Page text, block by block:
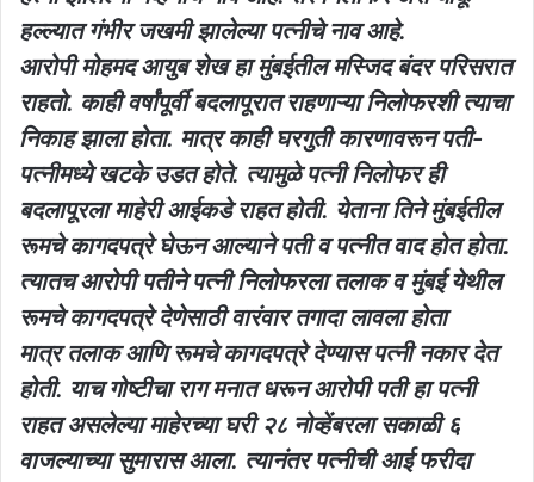
हल्ल्यात गंभीर जखमी झालेल्या पत्नीचे नाव आहे.
आरोपी मोहमद आयुब शेख हा मुंबईतील मस्जिद बंदर परिसरात
राहतो. काही वर्षांपूर्वी बदलापूरात राहणाऱ्या निलोफरशी त्याचा
निकाह झाला होता. मात्र काही घरगुती कारणावरून पती-
पत्नीमध्ये खटके उडत होते. त्यामुळे पत्नी निलोफर ही
बदलापूरला माहेरी आईकडे राहत होती. येताना तिने मुंबईतील
रूमचे कागदपत्रे घेऊन आल्याने पती व पत्नीत वाद होत होता.
त्यातच आरोपी पतीने पत्नी निलोफरला तलाक व मुंबई येथील
रूमचे कागदपत्रे देणेसाठी वारंवार तगादा लावला होता
मात्र तलाक आणि रूमचे कागदपत्रे देण्यास पत्नी नकार देत
होती. याच गोष्टीचा राग मनात धरून आरोपी पती हा पत्नी
राहत असलेल्या माहेरच्या घरी २८ नोव्हेंबरला सकाळी ६
वाजल्याच्या सुमारास आला. त्यानंतर पत्नीची आई फरीदा